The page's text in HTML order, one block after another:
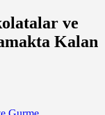
ve
Kalan